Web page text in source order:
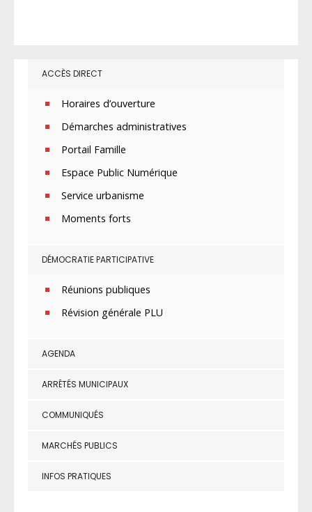
ACCÈS DIRECT
Horaires d’ouverture
Démarches administratives
Portail Famille
Espace Public Numérique
Service urbanisme
Moments forts
DÉMOCRATIE PARTICIPATIVE
Réunions publiques
Révision générale PLU
AGENDA
ARRÊTÉS MUNICIPAUX
COMMUNIQUÉS
MARCHÉS PUBLICS
INFOS PRATIQUES